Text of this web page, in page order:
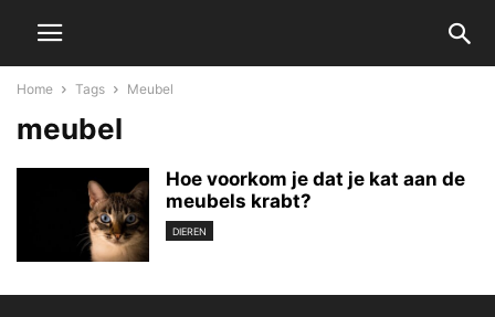
Home Tags Meubel
meubel
Hoe voorkom je dat je kat aan de
meubels krabt?
DIEREN